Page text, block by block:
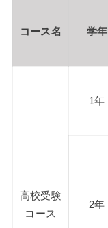
コース名 学年
高校受験
コース
1年
2年